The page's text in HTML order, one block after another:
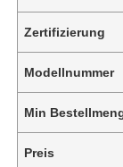
Zertifizierung
Modellnummer
Min
Preis